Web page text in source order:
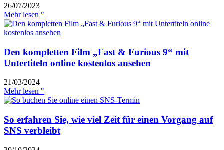
26/07/2023
Mehr lesen "
Den kompletten Film „Fast & Furious 9“ mit
Untertiteln online kostenlos ansehen
21/03/2024
Mehr lesen "
So erfahren Sie, wie viel Zeit für einen Vorgang auf
SNS verbleibt